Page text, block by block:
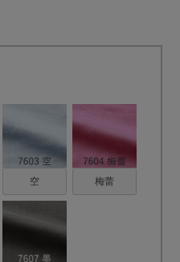
空 梅蕾